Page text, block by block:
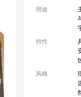
用途
特性
风格